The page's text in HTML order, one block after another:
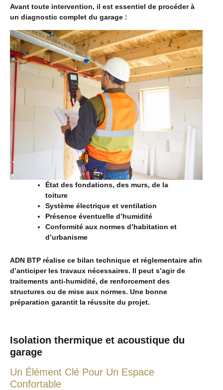
Avant toute intervention, il est essentiel de procéder à
un diagnostic complet du garage :
État des fondations, des murs, de la
toiture
Système électrique et ventilation
Présence éventuelle d’humidité
Conformité aux normes d’habitation et
d’urbanisme
ADN BTP réalise ce bilan technique et réglementaire afin
d’anticiper les travaux nécessaires. Il peut s’agir de
traitements anti-humidité, de renforcement des
structures ou de mise aux normes. Une bonne
préparation garantit la réussite du projet.
Isolation thermique et acoustique du
garage
Un Élément Clé Pour Un Espace
Confortable